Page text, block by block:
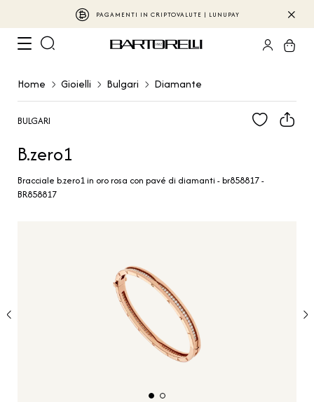
PAGAMENTI IN CRIPTOVALUTE | LUNUPAY
Home Gioielli Bulgari Diamante
BULGARI
B.zero1
Bracciale b.zero1 in oro rosa con pavé di diamanti - br858817 -
BR858817